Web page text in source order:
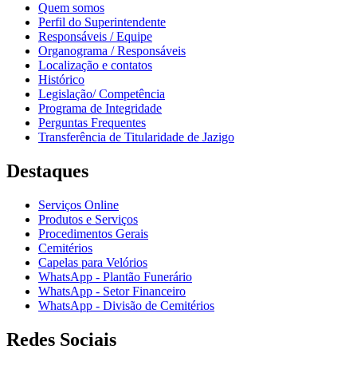
Quem somos
Perfil do Superintendente
Responsáveis / Equipe
Organograma / Responsáveis
Localização e contatos
Histórico
Legislação/ Competência
Programa de Integridade
Perguntas Frequentes
Transferência de Titularidade de Jazigo
Destaques
Serviços Online
Produtos e Serviços
Procedimentos Gerais
Cemitérios
Capelas para Velórios
WhatsApp - Plantão Funerário
WhatsApp - Setor Financeiro
WhatsApp - Divisão de Cemitérios
Redes Sociais